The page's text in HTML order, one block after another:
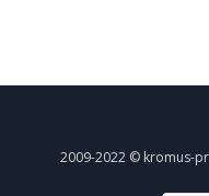
2009-2022 © kromus-